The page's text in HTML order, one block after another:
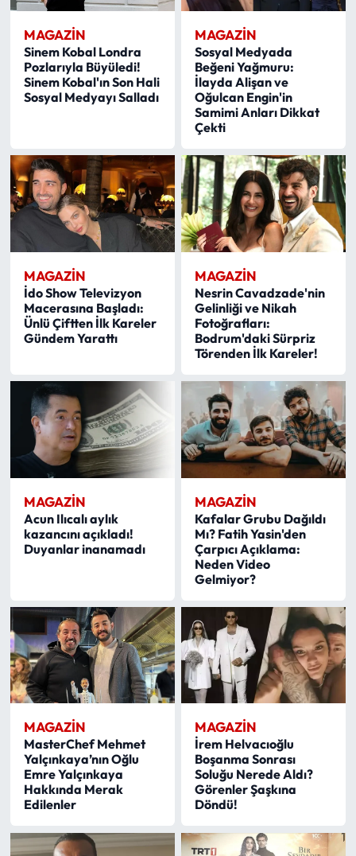
MAGAZİN
Sinem Kobal Londra
Pozlarıyla Büyüledi!
Sinem Kobal'ın Son Hali
Sosyal Medyayı Salladı
MAGAZİN
Sosyal Medyada
Beğeni Yağmuru:
İlayda Alişan ve
Oğulcan Engin'in
Samimi Anları Dikkat
Çekti
MAGAZİN
İdo Show Televizyon
Macerasına Başladı:
Ünlü Çiftten İlk Kareler
Gündem Yarattı
MAGAZİN
Nesrin Cavadzade'nin
Gelinliği ve Nikah
Fotoğrafları:
Bodrum'daki Sürpriz
Törenden İlk Kareler!
MAGAZİN
Acun Ilıcalı aylık
kazancını açıkladı!
Duyanlar inanamadı
MAGAZİN
Kafalar Grubu Dağıldı
Mı? Fatih Yasin'den
Çarpıcı Açıklama:
Neden Video
Gelmiyor?
MAGAZİN
MasterChef Mehmet
Yalçınkaya’nın Oğlu
Emre Yalçınkaya
Hakkında Merak
Edilenler
MAGAZİN
İrem Helvacıoğlu
Boşanma Sonrası
Soluğu Nerede Aldı?
Görenler Şaşkına
Döndü!